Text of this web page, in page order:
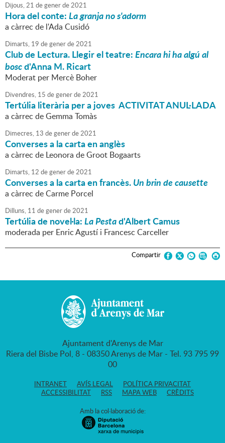
Dijous,21 degenerde2021
Hora del conte:La granja no s'adorm
a càrrec de l'Ada Cusidó
Dimarts, 19 degenerde2021
Club de Lectura. Llegir el teatre:Encara hi ha algú al
boscd'Anna M. Ricart
Moderat per Mercè Boher
Divendres, 15 degenerde2021
Tertúlia literària per a joves ACTIVITAT ANUL·LADA
a càrrec de Gemma Tomàs
Dimecres, 13 degenerde2021
Converses a la carta en anglès
a càrrec de Leonora de Groot Bogaarts
Dimarts, 12 degenerde2021
Converses a la carta en francès.Un brin de causette
a càrrec de Carme Porcel
Dilluns, 11 degenerde2021
Tertúlia de novel·la:La Pestad'Albert Camus
moderada per Enric Agustí i Francesc Carceller
Compartir
Ajuntament d'Arenys de Mar
Riera del Bisbe Pol, 8 - 08350 Arenys de Mar - Tel. 93 795 99
00
INTRANET AVÍS LEGAL
POLÍTICA PRIVACITAT
ACCESSIBILITAT
RSS MAPA WEB CRÈDITS
Amb la col·laboració de: